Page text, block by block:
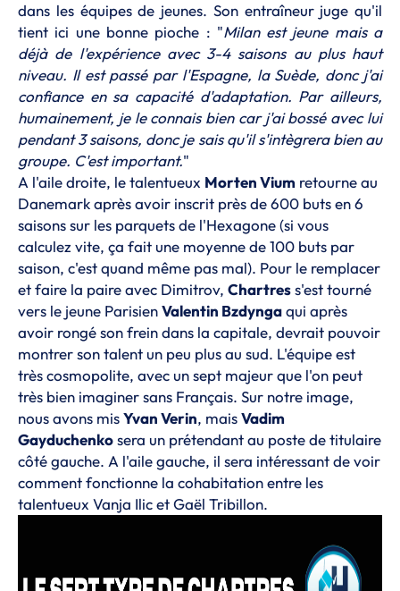
dans les équipes de jeunes. Son entraîneur juge qu'il
tient ici une bonne pioche : "Milan est jeune mais a
déjà de l'expérience avec 3-4 saisons au plus haut
niveau. Il est passé par l'Espagne, la Suède, donc j'ai
confiance en sa capacité d'adaptation. Par ailleurs,
humainement, je le connais bien car j'ai bossé avec lui
pendant 3 saisons, donc je sais qu'il s'intègrera bien au
groupe. C'est important."
A l'aile droite, le talentueux Morten Vium retourne au
Danemark après avoir inscrit près de 600 buts en 6
saisons sur les parquets de l'Hexagone (si vous
calculez vite, ça fait une moyenne de 100 buts par
saison, c'est quand même pas mal). Pour le remplacer
et faire la paire avec Dimitrov, Chartress'est tourné
vers le jeune ParisienValentin Bzdyngaqui après
avoir rongé son frein dans la capitale, devrait pouvoir
montrer son talent un peu plus au sud. L'équipe est
très cosmopolite, avec un sept majeur que l'on peut
très bien imaginer sans Français. Sur notre image,
nous avons misYvan Verin, maisVadim
Gayduchenkosera un prétendant au poste de titulaire
côté gauche. A l'aile gauche, il sera intéressant de voir
comment fonctionne la cohabitation entre les
talentueux Vanja Ilic et Gaël Tribillon.